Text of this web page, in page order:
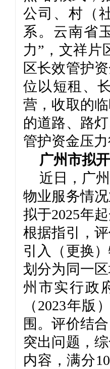
公司、村（
系。云南省
力”，文祥片
区长效管护
位以短租、
营，收取的
的道路、路
管护资金压
广州市拟
近日，广
物业服务情
拟于2025年
根据指引，
引入（更换
划分为同一
州市实行政
（2023年
围。评价结
突出问题，
内容，满分